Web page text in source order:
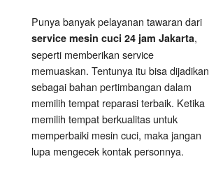
Punya banyak pelayanan tawaran dari
service mesin cuci 24 jam Jakarta,
seperti memberikan service
memuaskan. Tentunya itu bisa dijadikan
sebagai bahan pertimbangan dalam
memilih tempat reparasi terbaik. Ketika
memilih tempat berkualitas untuk
memperbaiki mesin cuci, maka jangan
lupa mengecek kontak personnya.